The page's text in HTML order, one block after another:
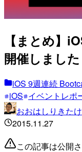
【まとめ】
開催しまし
iOS 9週連続
iOS イベントレポ
おおはしりきたけ
2015.11.27
この記事は公開